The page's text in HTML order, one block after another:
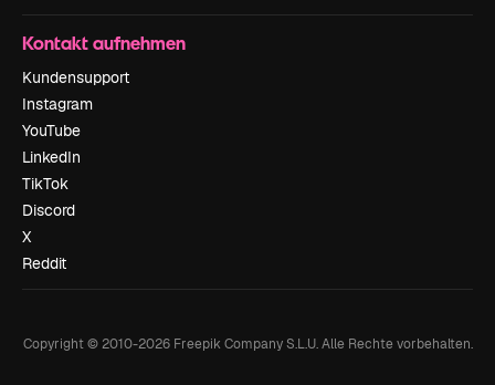
Kontakt aufnehmen
Kundensupport
Instagram
YouTube
LinkedIn
TikTok
Discord
X
Reddit
Copyright © 2010-2026Freepik Company S.L.U. Alle Rechte vorbehalten.